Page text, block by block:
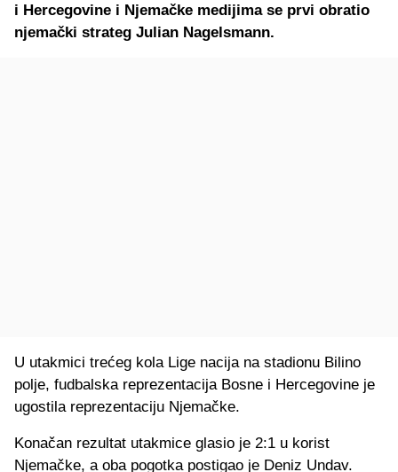
i Hercegovine i Njemačke medijima se prvi obratio
njemački strateg Julian Nagelsmann.
U utakmici trećeg kola Lige nacija na stadionu Bilino
polje, fudbalska reprezentacija Bosne i Hercegovine je
ugostila reprezentaciju Njemačke.
Konačan rezultat utakmice glasio je 2:1 u korist
Njemačke, a oba pogotka postigao je Deniz Undav.